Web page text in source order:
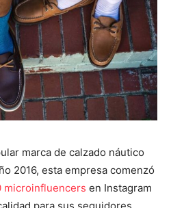
marca de calzado náutico
2016, esta empresa comenzó
microinfluencers en Instagram